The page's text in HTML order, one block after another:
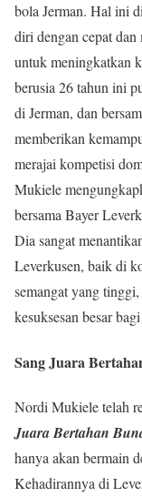
bola Jerman. Hal ini
diri dengan cepat
untuk meningkatkan
berusia 26 tahun ini
di Jerman, dan
memberikan
merajai kompetisi
Mukiele
bersama Bayer
Dia sangat
Leverkusen, baik di
semangat yang
kesuksesan besar
Sang Juara
Nordi Mukiele telah
Juara Bertahan
hanya akan bermain
Kehadirannya di